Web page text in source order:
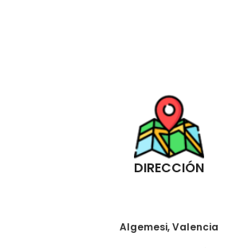
DIRECCIÓN
Algemesi, Valencia